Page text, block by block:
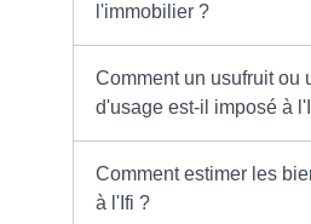
l'immobilier ?
Comment un usufruit ou
d'usage est-il imposé à
Comment estimer les
à l'Ifi ?